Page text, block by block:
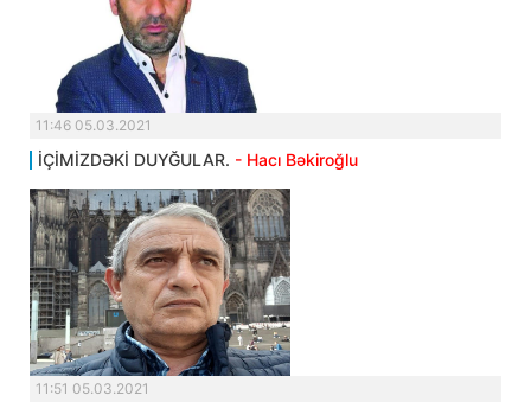
11:46 05.03.2021
İÇİMİZDƏKİ DUYĞULAR. - Hacı Bəkiroğlu
11:51 05.03.2021